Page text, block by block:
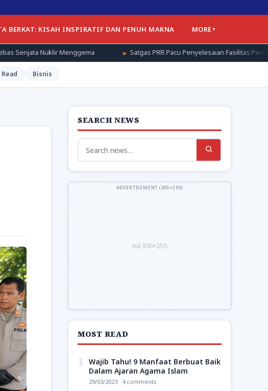
BERKAT: KISAH INSPIRATIF DAN PENUH MAKNA MORE
Satgas PRR Pacu Penyelesaian Fasilitas Pendukung Huntap di
Read Bisnis
SEARCH NEWS
Search
for:
Ad 300×250
MOST READ
1 Wajib Tahu! 9 Manfaat Berbuat Baik
Dalam Ajaran Agama Islam
29/03/2023 · 4 comments